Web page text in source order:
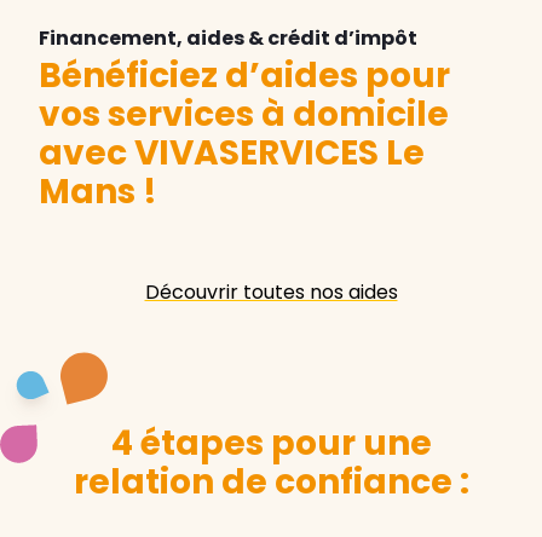
Financement, aides & crédit d’impôt
Bénéficiez d’aides pour
vos services à domicile
avec VIVASERVICES Le
Mans !
Découvrir toutes nos aides
4 étapes pour une
relation de confiance :